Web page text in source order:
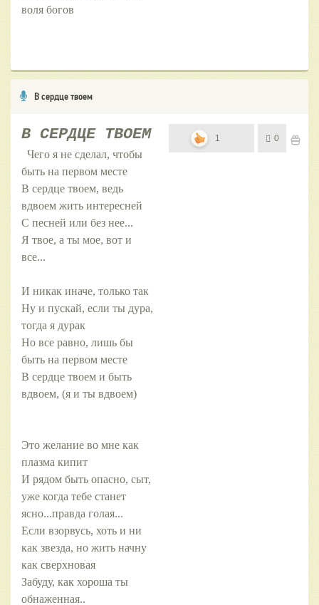
воля богов
В сердце твоем
В СЕРДЦЕ ТВОЕМ
Чего я не сделал, чтобы
быть на первом месте
В сердце твоем, ведь
вдвоем жить интересней
С песней или без нее...
Я твое, а ты мое, вот и
все...
И никак иначе, только так
Ну и пускай, если ты дура,
тогда я дурак
Но все равно, лишь бы
быть на первом месте
В сердце твоем и быть
вдвоем, (я и ты вдвоем)
Это желание во мне как
плазма кипит
И рядом быть опасно, сыт,
уже когда тебе станет
ясно...правда голая...
Если взорвусь, хоть и ни
как звезда, но жить начну
как сверхновая
Забуду, как хороша ты
обнаженная..
1 0